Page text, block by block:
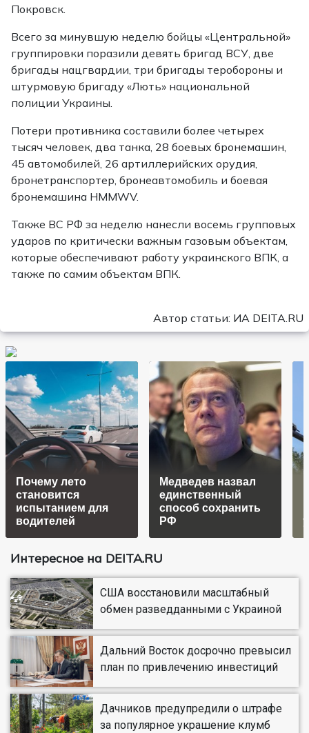
Покровск.
Всего за минувшую неделю бойцы «Центральной»
группировки поразили девять бригад ВСУ, две
бригады нацгвардии, три бригады теробороны и
штурмовую бригаду «Лють» национальной
полиции Украины.
Потери противника составили более четырех
тысяч человек, два танка, 28 боевых бронемашин,
45 автомобилей, 26 артиллерийских орудия,
бронетранспортер, бронеавтомобиль и боевая
бронемашина HMMWV.
Также ВС РФ за неделю нанесли восемь групповых
ударов по критически важным газовым объектам,
которые обеспечивают работу украинского ВПК, а
также по самим объектам ВПК.
Автор статьи: ИА DEITA.RU
Почему лето
становится
испытанием для
водителей
Медведев назвал
единственный
способ сохранить
РФ
Интересное на DEITA.RU
США восстановили масштабный
обмен разведданными с Украиной
Дальний Восток досрочно превысил
план по привлечению инвестиций
Дачников предупредили о штрафе
за популярное украшение клумб